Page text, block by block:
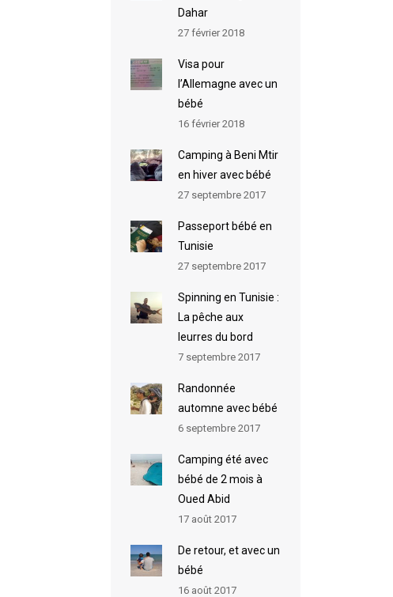
Dahar
27 février 2018
Visa pour
l’Allemagne avec un
bébé
16 février 2018
Camping à Beni Mtir
en hiver avec bébé
27 septembre 2017
Passeport bébé en
Tunisie
27 septembre 2017
Spinning en Tunisie :
La pêche aux
leurres du bord
7 septembre 2017
Randonnée
automne avec bébé
6 septembre 2017
Camping été avec
bébé de 2 mois à
Oued Abid
17 août 2017
De retour, et avec un
bébé
16 août 2017